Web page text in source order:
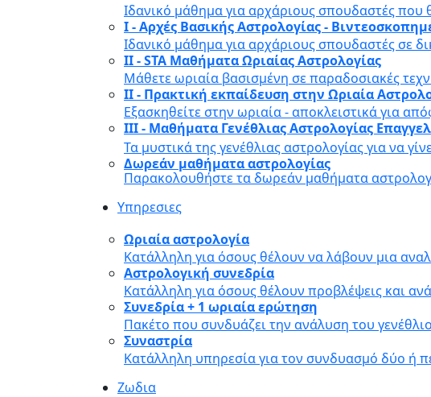
Ιδανικό μάθημα για αρχάριους σπουδαστές
I - Αρχές Βασικής Αστρολογίας -
Ιδανικό μάθημα για αρχάριους σπουδαστές σε
II - STA Μαθήματα Ωριαίας Αστρολογίας
Μάθετε ωριαία βασισμένη σε παραδοσιακές
II - Πρακτική εκπαίδευση στην Ωριαία
Εξασκηθείτε στην ωριαία - αποκλειστικά για
III - Μαθήματα Γενέθλιας Αστρολογίας
Τα μυστικά της γενέθλιας αστρολογίας για να
Δωρεάν μαθήματα αστρολογίας
Παρακολουθήστε τα δωρεάν μαθήματα
Υπηρεσιες
Ωριαία αστρολογία
Κατάλληλη για όσους θέλουν να λάβουν μια
Αστρολογική συνεδρία
Κατάλληλη για όσους θέλουν προβλέψεις και
Συνεδρία + 1 ωριαία ερώτηση
Πακέτο που συνδυάζει την ανάλυση του
Συναστρία
Κατάλληλη υπηρεσία για τον συνδυασμό δύο ή
Ζωδια